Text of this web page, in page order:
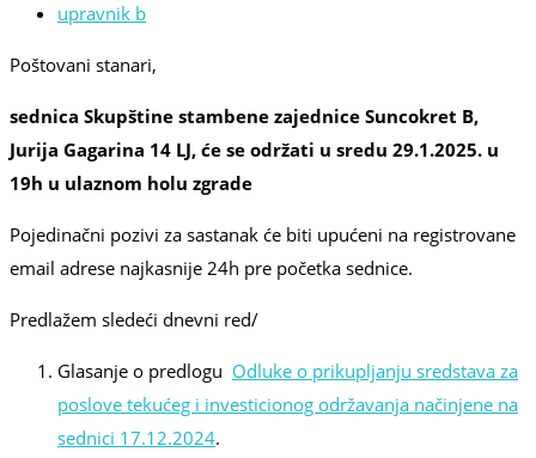
upravnik b
Poštovani stanari,
sednica Skupštine stambene zajednice Suncokret B,
Jurija Gagarina 14 LJ, će se održati u sredu 29.1.2025. u
19h u ulaznom holu zgrade
Pojedinačni pozivi za sastanak će biti upućeni na registrovane
email adrese najkasnije 24h pre početka sednice.
Predlažem sledeći dnevni red/
Glasanje o predlogu Odluke o prikupljanju sredstava za
poslove tekućeg i investicionog održavanja načinjene na
sednici 17.12.2024.